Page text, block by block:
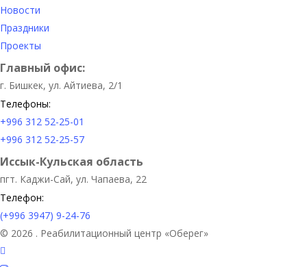
Новости
Праздники
Проекты
Главный офис:
г. Бишкек, ул. Айтиева, 2/1
Телефоны:
+996 312 52-25-01
+996 312 52-25-57
Иссык-Кульская область
пгт. Каджи-Сай, ул. Чапаева, 22
Телефон:
(+996 3947) 9-24-76
© 2026 . Реабилитационный центр «Оберег»
facebook